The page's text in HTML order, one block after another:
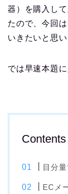
器）を購入し
たので、今回
いきたいと思い
では早速本題
Contents
目分
ECメ